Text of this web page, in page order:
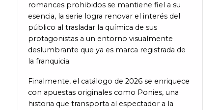
romances prohibidos se mantiene fiel a su
esencia, la serie logra renovar el interés del
público al trasladar la química de sus
protagonistas a un entorno visualmente
deslumbrante que ya es marca registrada de
la franquicia.
Finalmente, el catálogo de 2026 se enriquece
con apuestas originales como Ponies, una
historia que transporta al espectador a la